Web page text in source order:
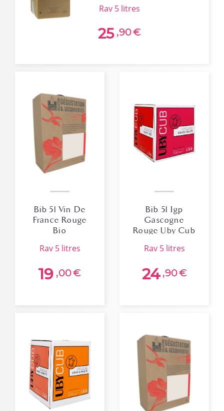
rav 5 litres
25 ,90€
Bib 5l Vin De
France Rouge
Bio
rav 5 litres
19 ,00€
Bib 5l Igp
Gascogne
Rouge Uby Cub
rav 5 litres
24 ,90€